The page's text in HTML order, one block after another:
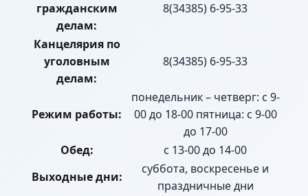
гражданским
делам:
8(34385) 6-95-33
Канцелярия по
уголовным
делам:
8(34385) 6-95-33
Режим работы:
понедельник – четверг: с 9-
00 до 18-00 пятница: с 9-00
до 17-00
Обед:
с 13-00 до 14-00
Выходные дни:
суббота, воскресенье и
праздничные дни